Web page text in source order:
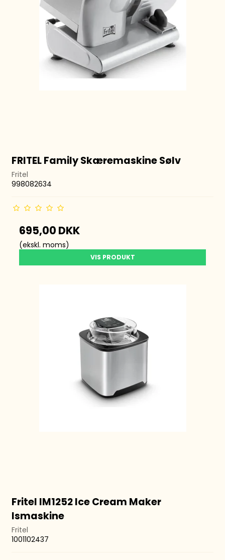
FRITEL Family Skæremaskine Sølv
Fritel
998082634
695,00 DKK
(ekskl. moms)
VIS PRODUKT
Fritel IM1252 Ice Cream Maker
Ismaskine
Fritel
1001102437